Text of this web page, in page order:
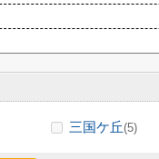
三国ケ丘(5)